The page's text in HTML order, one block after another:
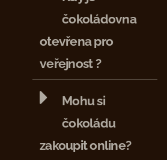
čokoládovna
otevřena pro
veřejnost ?
Mohu si
čokoládu
zakoupit online?